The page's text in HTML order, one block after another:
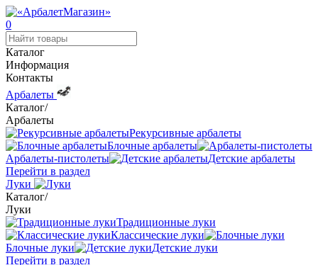
0
Каталог
Информация
Контакты
Арбалеты
Каталог/
Арбалеты
Рекурсивные арбалеты
Блочные арбалеты
Арбалеты-пистолеты
Детские арбалеты
Перейти в раздел
Луки
Каталог/
Луки
Традиционные луки
Классические луки
Блочные луки
Детские луки
Перейти в раздел